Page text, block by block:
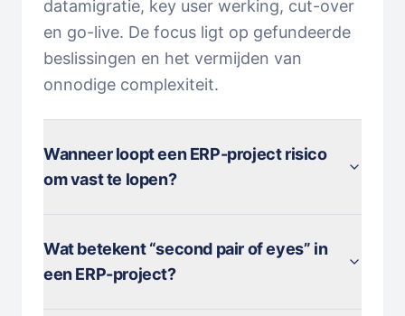
datamigratie, key user werking, cut-over
en go-live. De focus ligt op gefundeerde
beslissingen en het vermijden van
onnodige complexiteit.
Wanneer loopt een ERP-project risico
om vast te lopen?
Wat betekent “second pair of eyes” in
een ERP-project?